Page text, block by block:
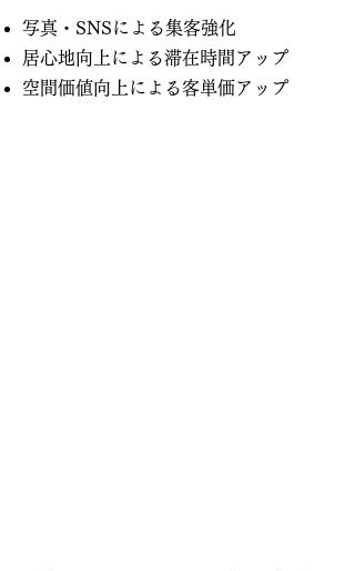
写真・SNSによる集客強化
居心地向上による滞在時間アップ
空間価値向上による客単価アップ